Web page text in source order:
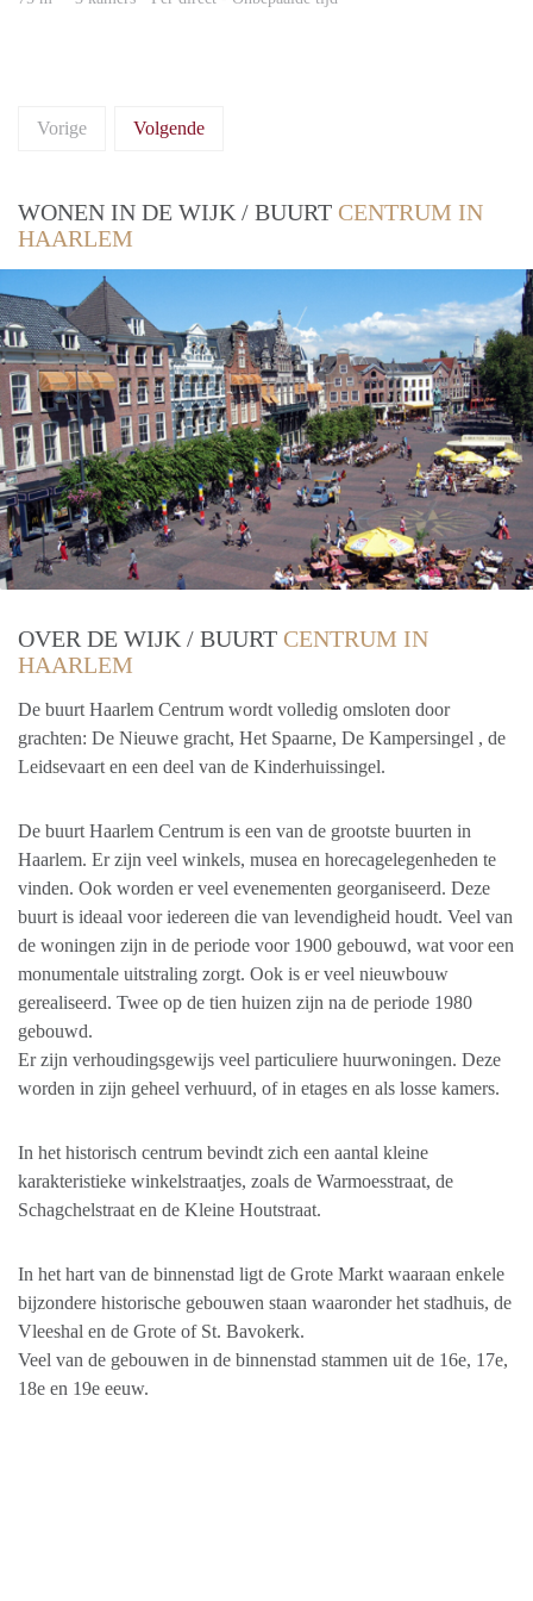
Vorige Volgende
WONEN IN DE WIJK / BUURT CENTRUM IN
HAARLEM
OVER DE WIJK / BUURT CENTRUM IN
HAARLEM
De buurt Haarlem Centrum wordt volledig omsloten door
grachten: De Nieuwe gracht, Het Spaarne, De Kampersingel , de
Leidsevaart en een deel van de Kinderhuissingel.
De buurt Haarlem Centrum is een van de grootste buurten in
Haarlem. Er zijn veel winkels, musea en horecagelegenheden te
vinden. Ook worden er veel evenementen georganiseerd. Deze
buurt is ideaal voor iedereen die van levendigheid houdt. Veel van
de woningen zijn in de periode voor 1900 gebouwd, wat voor een
monumentale uitstraling zorgt. Ook is er veel nieuwbouw
gerealiseerd. Twee op de tien huizen zijn na de periode 1980
gebouwd.
Er zijn verhoudingsgewijs veel particuliere huurwoningen. Deze
worden in zijn geheel verhuurd, of in etages en als losse kamers.
In het historisch centrum bevindt zich een aantal kleine
karakteristieke winkelstraatjes, zoals de Warmoesstraat, de
Schagchelstraat en de Kleine Houtstraat.
In het hart van de binnenstad ligt de Grote Markt waaraan enkele
bijzondere historische gebouwen staan waaronder het stadhuis, de
Vleeshal en de Grote of St. Bavokerk.
Veel van de gebouwen in de binnenstad stammen uit de 16e, 17e,
18e en 19e eeuw.